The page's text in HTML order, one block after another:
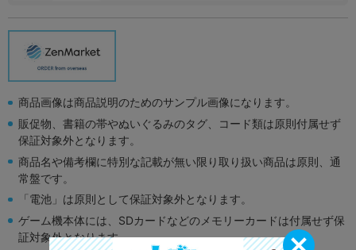
商品画像は商品説明のためのサンプル画像になります。
販促物、書籍の帯やぬいぐるみのタグ、コード類は原則付属せず
保証対象外となります。
商品名や備考欄に特別な記載が無い限り取り扱い商品は原則、通
常盤です。
「電池」は原則として保証対象外となります。
ゲーム機本体には、SDカードなどのメモリーカードは付属せず保
証対象外となります。